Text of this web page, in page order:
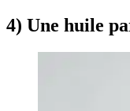
4) Une huile